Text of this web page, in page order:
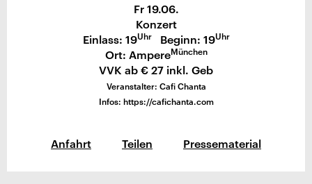
Fr 19.06.
Konzert
Einlass: 19UhrBeginn: 19Uhr
Ort: AmpereMünchen
VVK ab € 27 inkl. Geb
Veranstalter: Cafi Chanta
Infos: https://cafichanta.com
Anfahrt Teilen Pressematerial